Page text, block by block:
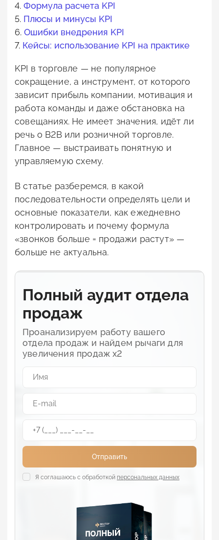
4. Формула расчета KPI
5. Плюсы и минусы KPI
6. Ошибки внедрения KPI
7. Кейсы: использование KPI на практике
KPI в торговле — не популярное
сокращение, а инструмент, от которого
зависит прибыль компании, мотивация и
работа команды и даже обстановка на
совещаниях. Не имеет значения, идёт ли
речь о B2B или розничной торговле.
Главное — выстраивать понятную и
управляемую схему.
В статье разберемся, в какой
последовательности определять цели и
основные показатели, как ежедневно
контролировать и почему формула
«звонков больше = продажи растут» —
больше не актуальна.
Полный аудит отдела
продаж
Проанализируем работу вашего
отдела продаж и найдем рычаги для
увеличения продаж х2
Отправить
Я соглашаюсь с обработкой персональных данных